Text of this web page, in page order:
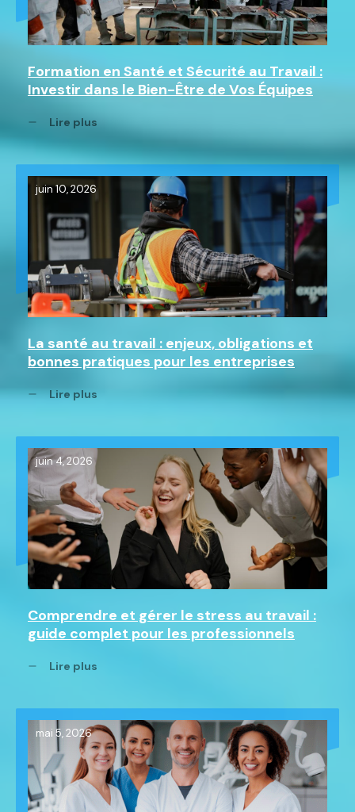
Formation en Santé et Sécurité au Travail :
Investir dans le Bien-Être de Vos Équipes
Lire plus
juin 10, 2026
La santé au travail : enjeux, obligations et
bonnes pratiques pour les entreprises
Lire plus
juin 4, 2026
Comprendre et gérer le stress au travail :
guide complet pour les professionnels
Lire plus
mai 5, 2026